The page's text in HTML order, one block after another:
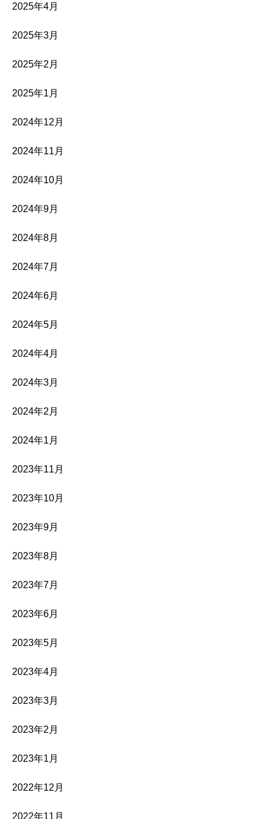
2025年4月
2025年3月
2025年2月
2025年1月
2024年12月
2024年11月
2024年10月
2024年9月
2024年8月
2024年7月
2024年6月
2024年5月
2024年4月
2024年3月
2024年2月
2024年1月
2023年11月
2023年10月
2023年9月
2023年8月
2023年7月
2023年6月
2023年5月
2023年4月
2023年3月
2023年2月
2023年1月
2022年12月
2022年11月